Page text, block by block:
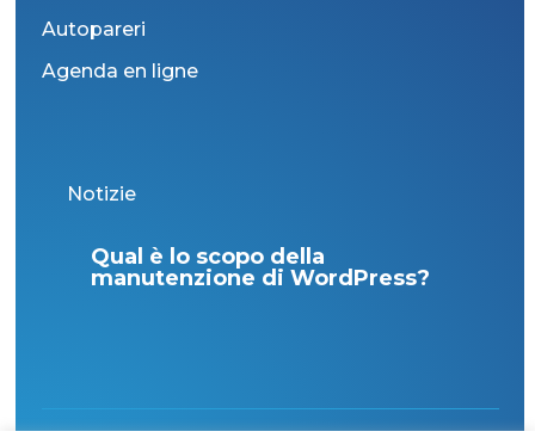
Autopareri
Agenda en ligne
Notizie
Qual è lo scopo della
manutenzione di WordPress?